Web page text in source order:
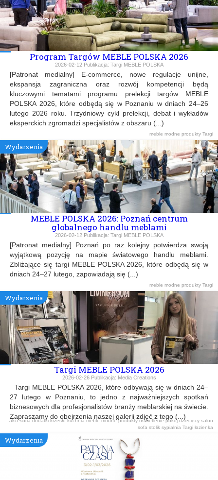
Program Targów MEBLE POLSKA 2026
2026-02-12Publikacja: Targi MEBLE POLSKA
[Patronat medialny] E-commerce, nowe regulacje unijne,
ekspansja zagraniczna oraz rozwój kompetencji będą
kluczowymi tematami programu prelekcji targów MEBLE
POLSKA 2026, które odbędą się w Poznaniu w dniach 24–26
lutego 2026 roku. Trzydniowy cykl prelekcji, debat i wykładów
eksperckich zgromadzi specjalistów z obszaru (...)
meble modne produkty Targi
Wydarzenia
MEBLE POLSKA 2026: Poznań centrum
globalnego handlu meblami
2026-02-12Publikacja: Targi MEBLE POLSKA
[Patronat medialny] Poznań po raz kolejny potwierdza swoją
wyjątkową pozycję na mapie światowego handlu meblami.
Zbliżające się targi MEBLE POLSKA 2026, które odbędą się w
dniach 24–27 lutego, zapowiadają się (...)
meble modne produkty Targi
Wydarzenia
Targi MEBLE POLSKA 2026
2026-02-26Publikacja: Media Creations
Targi MEBLE POLSKA 2026, które odbywają się w dniach 24–
27 lutego w Poznaniu, to jedno z najważniejszych spotkań
biznesowych dla profesjonalistów branży meblarskiej na świecie.
Zapraszamy do obejrzenia naszej galerii zdjęć z tego (...)
akcesoriadodatki krzesłokuchniameblemodne produktyoświetleniepokój dziecięcy salon
sofa stolik sypialnia Targi łazienka
Wydarzenia